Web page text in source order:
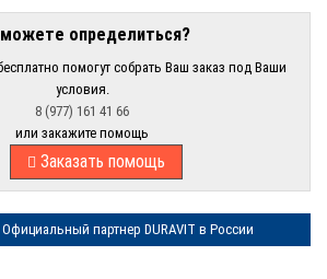
определиться?
помогут собрать Ваш заказ под Ваши
условия.
8 (977) 161 41 66
или закажите помощь
Заказать помощь
Официальный партнер DURAVIT в России